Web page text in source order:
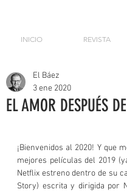
INICIO REVISTA
EL AMOR DESPUÉS
El Báez
3 ene 2020
¡Bienvenidos al 2020! Y que
mejores películas del 2019
Netflix estreno dentro de su
Story) escrita y dirigida por